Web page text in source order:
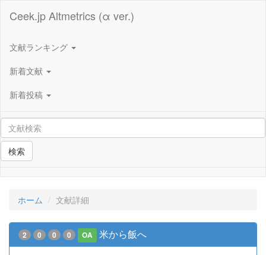
Ceek.jp Altmetrics (α ver.)
文献ランキング
新着文献
新着投稿
検索
ホーム 文献詳細
2 0 0 0 OA 米から飯へ